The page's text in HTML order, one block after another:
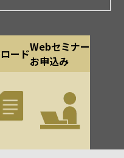
ードWebセミナー
お申込み